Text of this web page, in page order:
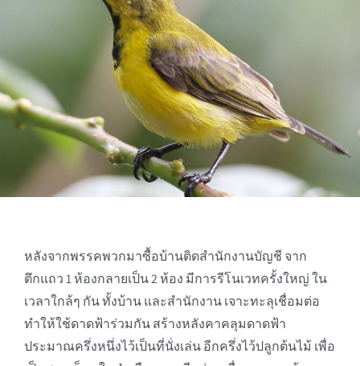
หลังจากพรรคพวกมาซื้อบ้านติดสำนักงานบัญชี จาก
ตึกแถว 1 ห้องกลายเป็น 2 ห้อง มีการรีโนเวทครั้งใหญ่ ใน
เวลาใกล้ๆ กัน ทั้งบ้าน และสำนักงาน เจาะทะลุเชื่อมต่อ
ทำให้ใช้ดาดฟ้าร่วมกัน สร้างหลังคาคลุมดาดฟ้า
ประมาณครึ่งหนึ่งไว้เป็นที่นั่งเล่น อีกครึ่งไว้ปลูกต้นไม้ เพื่อ